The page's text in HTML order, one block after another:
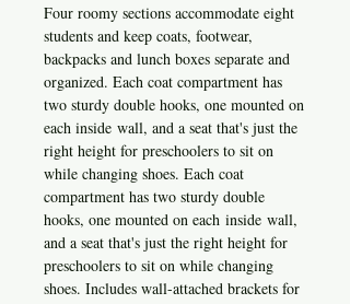
Four roomy sections accommodate eight
students and keep coats, footwear,
backpacks and lunch boxes separate and
organized. Each coat compartment has
two sturdy double hooks, one mounted on
each inside wall, and a seat that's just the
right height for preschoolers to sit on
while changing shoes. Each coat
compartment has two sturdy double
hooks, one mounted on each inside wall,
and a seat that's just the right height for
preschoolers to sit on while changing
shoes. Includes wall-attached brackets for